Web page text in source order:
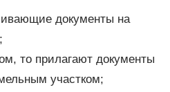
документы на
то прилагают документы
участком;